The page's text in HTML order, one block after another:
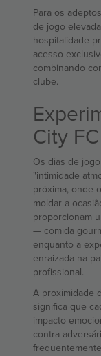
Para os
de jogo
hospitalidade
acesso
combinando
clube.
City
Os dias de
"intimidade
próxima, onde
moldar a
proporcionam
— comida gourmet, áreas exclusivas e visitas pré-jogo —
enquanto a
enraizada na
profissional.
A proximidade
significa que
impacto
contra